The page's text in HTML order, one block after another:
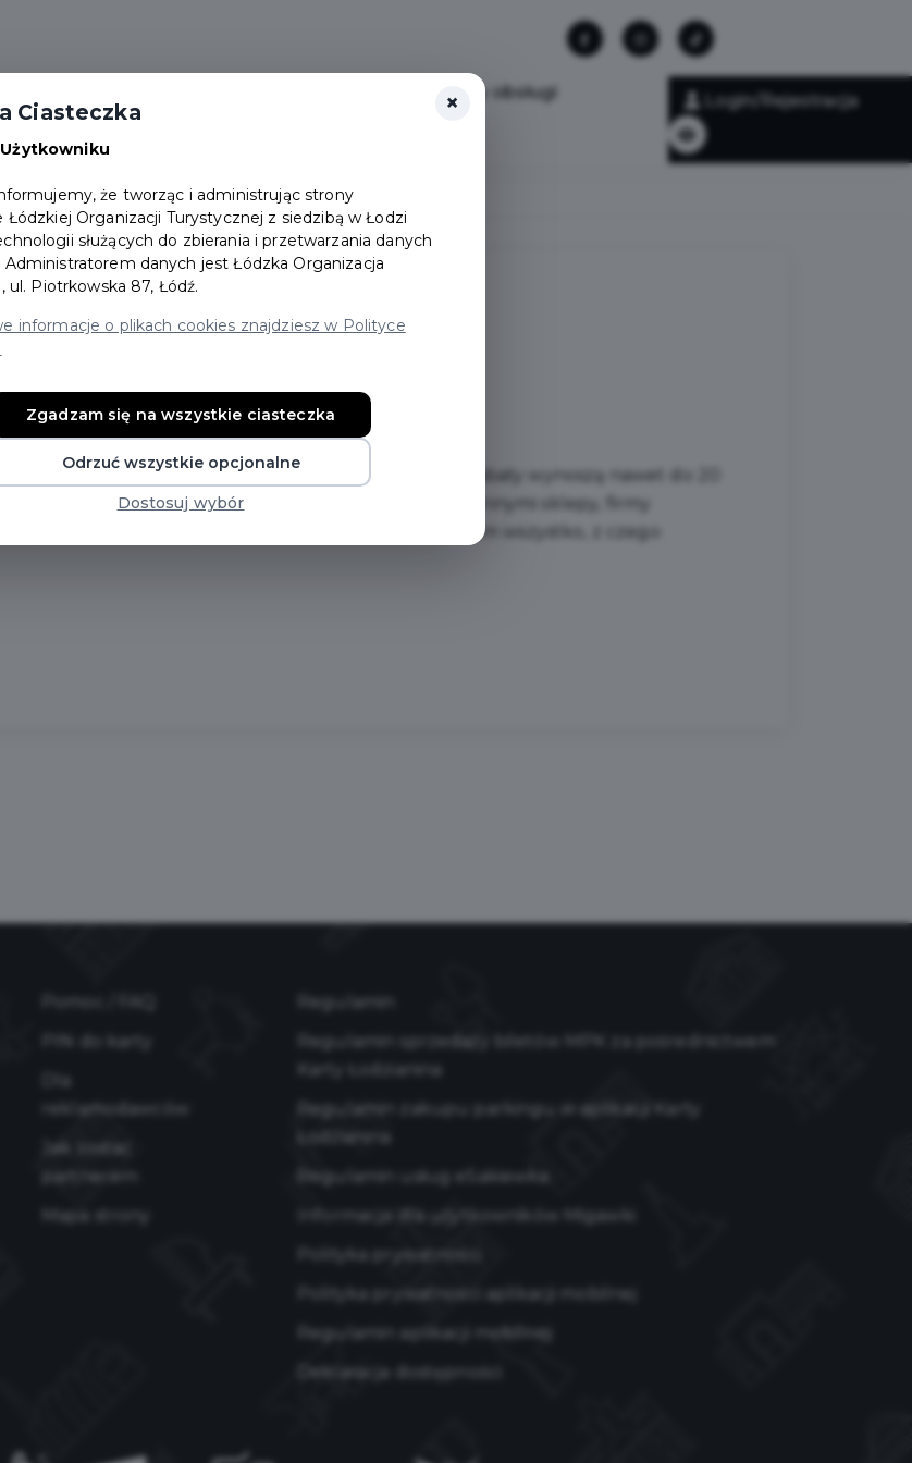
Punkty obsługi Login/Rejestracja
posiadacze Karty Łodzianina!
baseny miejskie, Aquapark Fala, EC 1 oraz Zoo. Rabaty wynoszą nawet do 20
restauratorzy i prywatne przedsiębiorstwa. Między innymi sklepy, firmy
sportowe i rekreacyjne, placówki medyczne – słowem wszystko, z czego
PIN do karty
reklamodawców
Jak zostać
partnerem
Mapa strony
Regulamin
Regulamin sprzedaży biletów MPK za pośrednictwem
Karty Łodzianina
Regulamin zakupu parkingu w aplikacji Karty
Łodzianina
Regulamin usług eSakiewka
Informacja dla użytkowników Migawki
Polityka prywatności
Polityka prywatności aplikacji mobilnej
Regulamin aplikacji mobilnej
Deklaracja dostępności
×
Ciasteczka
że tworząc i administrując strony
Organizacji Turystycznej z siedzibą w Łodzi
służących do zbierania i przetwarzania danych
Administratorem danych jest Łódzka Organizacja
ul. Piotrkowska 87, Łódź.
informacje o plikach cookies znajdziesz w Polityce
Zgadzam się na wszystkie ciasteczka
Odrzuć wszystkie opcjonalne
Dostosuj wybór